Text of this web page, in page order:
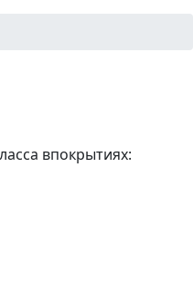
впокрытиях: